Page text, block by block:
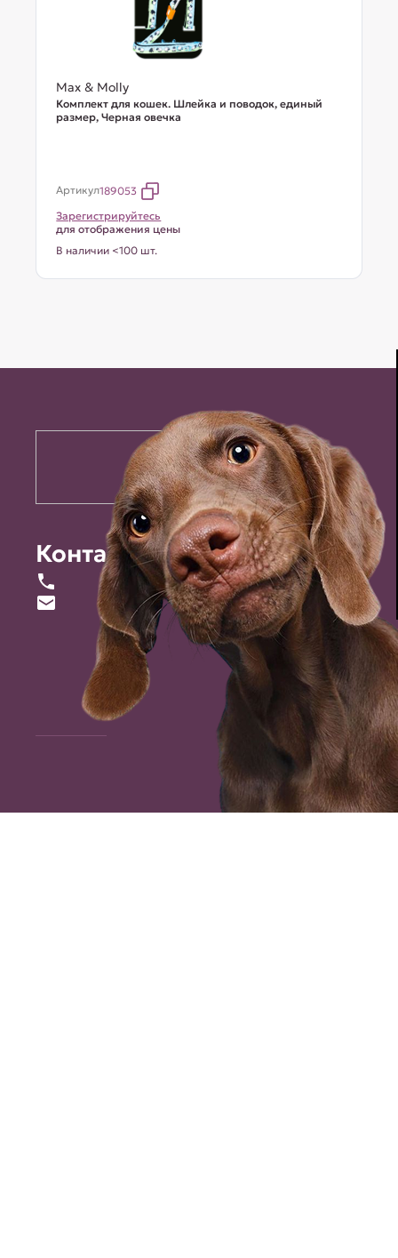
Max & Molly
Комплект для кошек. Шлейка и поводок, единый
размер, Черная овечка
Артикул189053
Зарегистрируйтесь
для отображения цены
В наличии <100 шт.
Контакты